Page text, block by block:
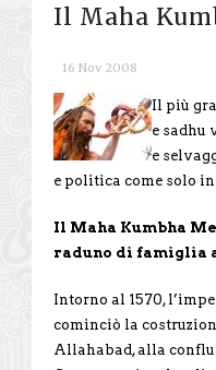
Il Maha
16 Nov 2008
Il più
e sadhu
e
e politica come solo
Il Maha Kumbha
raduno di famiglia
Intorno al 1570,
cominciò la
Allahabad, alla